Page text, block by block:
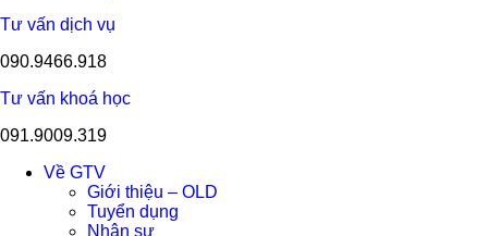
Tư vấn dịch vụ
090.9466.918
Tư vấn khoá học
091.9009.319
Về GTV
Giới thiệu – OLD
Tuyển dụng
Nhân sự